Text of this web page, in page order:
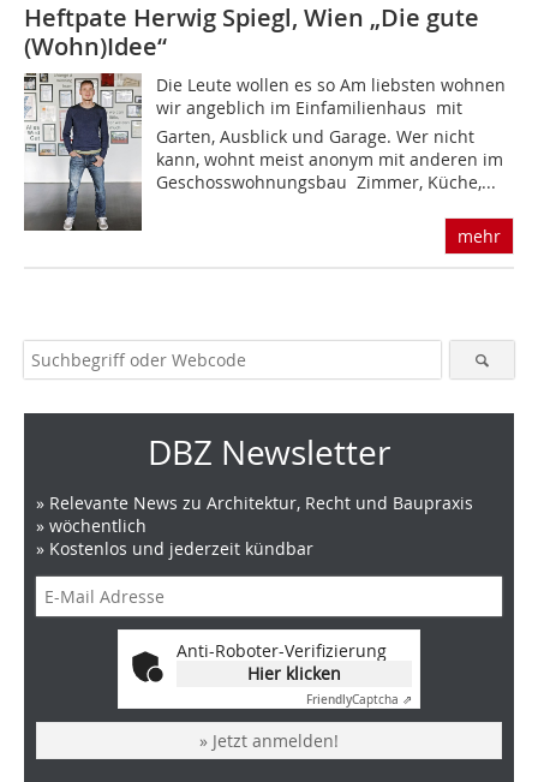
Heftpate Herwig Spiegl, Wien „Die gute
(Wohn)Idee“
Die Leute wollen es so Am liebsten wohnen
wir angeblich im Einfamilienhaus  mit
Garten, Ausblick und Garage. Wer nicht
kann, wohnt meist anonym mit anderen im
Geschosswohnungsbau  Zimmer, Küche,...
mehr
DBZ Newsletter
» Relevante News zu Architektur, Recht und Baupraxis
» wöchentlich
» Kostenlos und jederzeit kündbar
Anti-Roboter-Verifizierung
Hier klicken
FriendlyCaptcha ⇗
» Jetzt anmelden!